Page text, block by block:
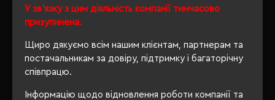
У зв'язку з цим діяльність компанії тимчасово
призупинена.
Щиро дякуємо всім нашим клієнтам, партнерам та
постачальникам за довіру, підтримку і багаторічну
співпрацю.
Інформацію щодо відновлення роботи компанії та